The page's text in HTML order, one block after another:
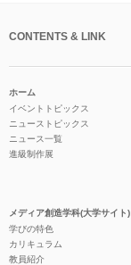
CONTENTS & LINK
ホーム
イベントトピックス
ニューストピックス
ニュース一覧
進級制作展
メディア創造学科(大学サイト)
学びの特色
カリキュラム
教員紹介